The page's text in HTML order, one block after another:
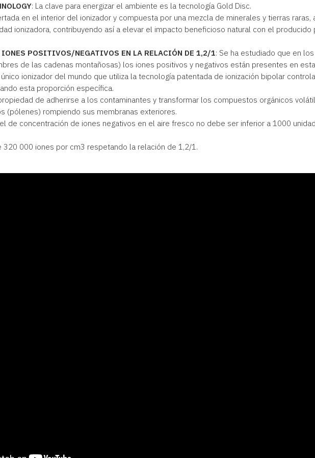
: La clave para energizar el ambiente es la tecnología Gold Disc.
en el interior del ionizador y compuesta por una mezcla de minerales y tierras raras,
ionizadora, contribuyendo así a elevar el impacto beneficioso natural con el producido
IONES POSITIVOS/NEGATIVOS EN LA RELACIÓN DE 1,2/1: Se ha estudiado que en
de las cadenas montañosas) los iones positivos y negativos están presentes en
único ionizador del mundo que utiliza la tecnología patentada de ionización bipolar
esta proporción específica.
de adherirse a los contaminantes y transformar los compuestos orgánicos
(pólenes) rompiendo sus membranas exteriores.
de concentración de iones negativos en el aire fresco no debe ser inferior a 1000
320 000 iones por cm3 respetando la relación de 1,2/1.